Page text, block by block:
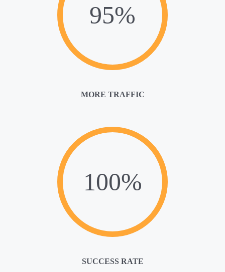
95%
MORE TRAFFIC
100%
SUCCESS RATE